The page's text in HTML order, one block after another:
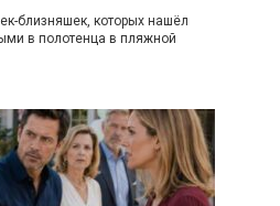
близняшек, которых нашёл
в полотенца в пляжной